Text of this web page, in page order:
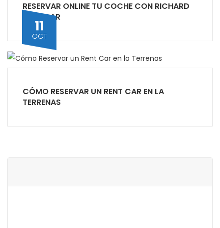
RESERVAR ONLINE TU COCHE CON RICHARD
RENT CAR
11
OCT
CÓMO RESERVAR UN RENT CAR EN LA
TERRENAS